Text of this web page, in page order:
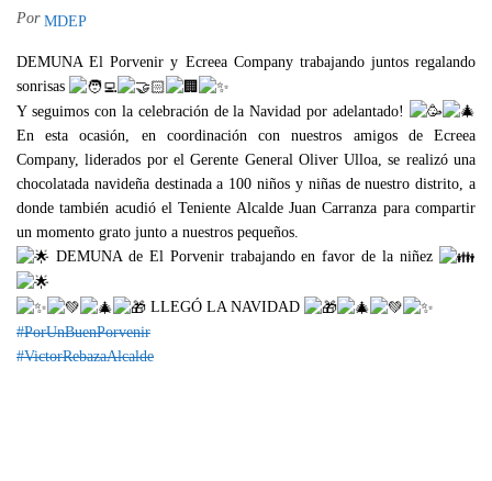
Por MDEP
DEMUNA El Porvenir y Ecreea Company trabajando juntos regalando
sonrisas
Y seguimos con la celebración de la Navidad por adelantado!
En esta ocasión, en coordinación con nuestros amigos de Ecreea
Company, liderados por el Gerente General Oliver Ulloa, se realizó una
chocolatada navideña destinada a 100 niños y niñas de nuestro distrito, a
donde también acudió el Teniente Alcalde Juan Carranza para compartir
un momento grato junto a nuestros pequeños.
DEMUNA de El Porvenir trabajando en favor de la niñez
LLEGÓ LA NAVIDAD
#PorUnBuenPorvenir
#VictorRebazaAlcalde